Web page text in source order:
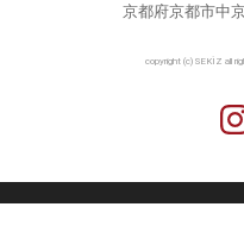
京都府京都市中
copyright (c) SEKİZ all